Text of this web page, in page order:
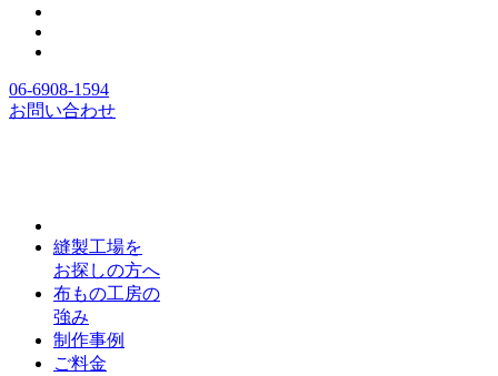
06-6908-1594
お問い合わせ
縫製工場を
お探しの方へ
布もの工房の
強み
制作事例
ご料金